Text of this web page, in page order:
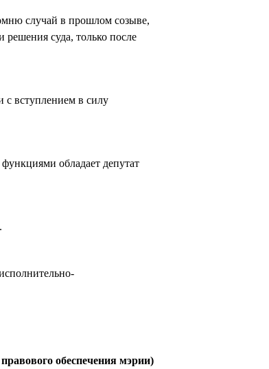
случай в прошлом созыве,
суда, только после
с вступлением в силу
обладает депутат
обеспечения мэрии)